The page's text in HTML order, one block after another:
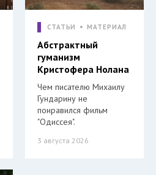
СТАТЬИ МАТЕРИАЛ
Абстрактный
гуманизм
Кристофера Нолана
Чем писателю Михаилу
Гундарину не
понравился фильм
"Одиссея".
3 августа 2026